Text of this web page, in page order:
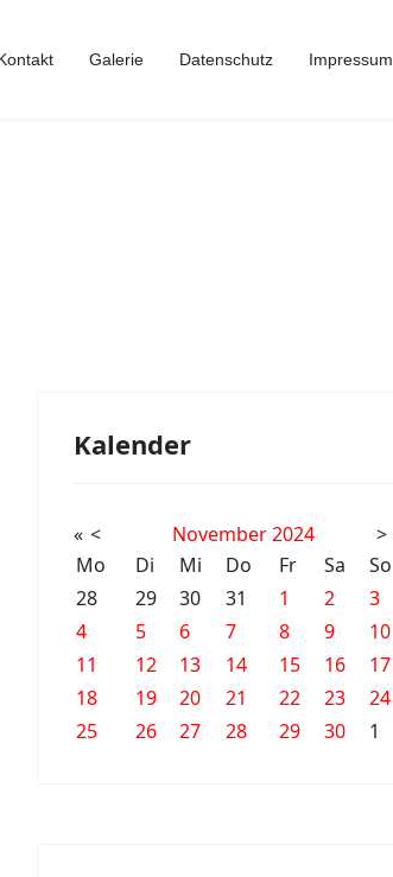
Galerie Datenschutz Impressum
Kalender
« < November 2024 >
Mo
Di Mi Do Fr Sa
So
28
29 30 31 1 2
3
4
5 6 7 8 9
10
11
12 13 14 15 16
17
18
19 20 21 22 23
24
25
26 27 28 29 30 1